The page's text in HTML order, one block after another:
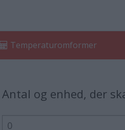
Temperaturomformer
Antal og enhed, der